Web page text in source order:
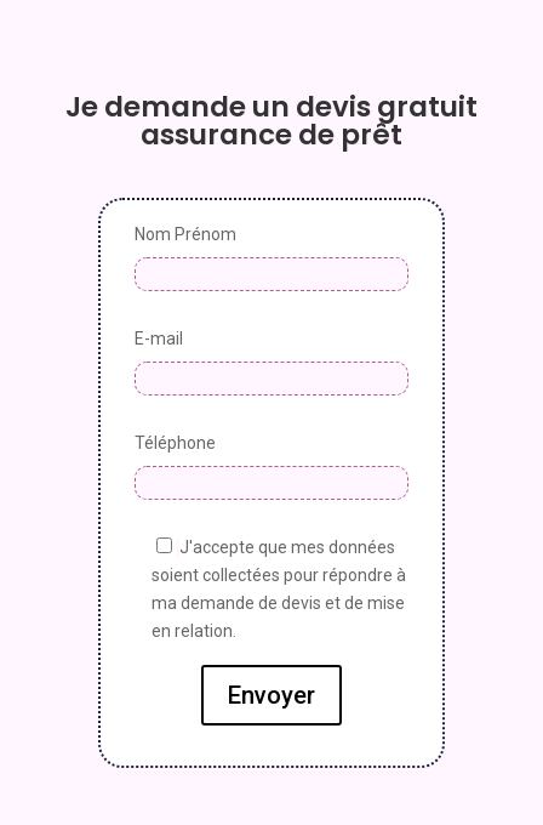
Je demande un devis gratuit
assurance de prêt
Nom Prénom
E-mail
Téléphone
J'accepte que mes données
soient collectées pour répondre à
ma demande de devis et de mise
en relation.
Envoyer